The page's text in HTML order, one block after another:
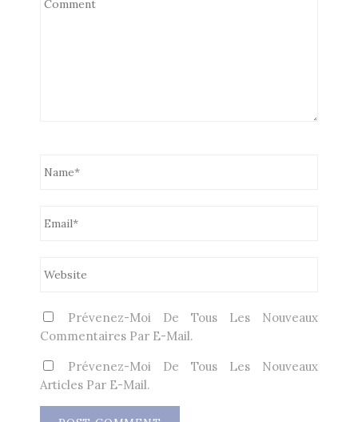
Prévenez-Moi De Tous Les Nouveaux
Commentaires Par E-Mail.
Prévenez-Moi De Tous Les Nouveaux
Articles Par E-Mail.